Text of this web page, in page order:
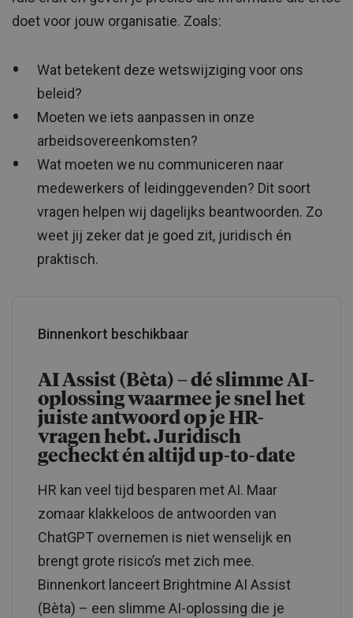
doet voor jouw organisatie. Zoals:
Wat betekent deze wetswijziging voor ons
beleid?
Moeten we iets aanpassen in onze
arbeidsovereenkomsten?
Wat moeten we nu communiceren naar
medewerkers of leidinggevenden? Dit soort
vragen helpen wij dagelijks beantwoorden. Zo
weet jij zeker dat je goed zit, juridisch én
praktisch.
Binnenkort beschikbaar
AI Assist (Bèta) – dé slimme AI-
oplossing waarmee je snel het
juiste antwoord op je HR-
vragen hebt. Juridisch
gecheckt én altijd up-to-date
HR kan veel tijd besparen met AI. Maar
zomaar klakkeloos de antwoorden van
ChatGPT overnemen is niet wenselijk en
brengt grote risico’s met zich mee.
Binnenkort lanceert Brightmine AI Assist
(Bèta) – een slimme AI-oplossing die je